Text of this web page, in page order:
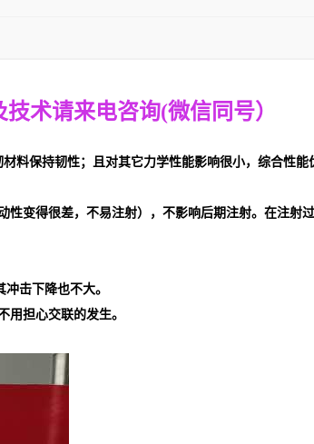
技术请来电咨询(微信同号）
料保持韧性；且对其它力学性能影响很小，综合性能
性变得很差，不易注射），不影响后期注射。在注射
击下降也不大。
担心交联的发生。